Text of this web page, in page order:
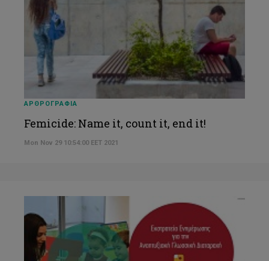
ΑΡΘΡΟΓΡΑΦΙΑ
Femicide: Name it, count it, end it!
Mon Nov 29 10:54:00 EET 2021